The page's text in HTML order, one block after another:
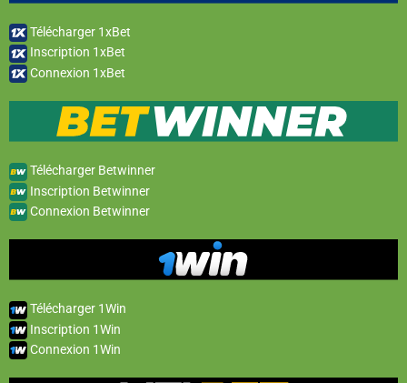
Télécharger 1xBet
Inscription 1xBet
Connexion 1xBet
Télécharger Betwinner
Inscription Betwinner
Connexion Betwinner
Télécharger 1Win
Inscription 1Win
Connexion 1Win